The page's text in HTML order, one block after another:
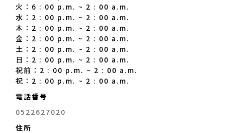
火：6 : 00 p.m. ~ 2 : 00 a.m.
水：2 : 00 p.m. ~ 2 : 00 a.m.
木：2 : 00 p.m. ~ 2 : 00 a.m.
金：2 : 00 p.m. ~ 2 : 00 a.m.
土：2 : 00 p.m. ~ 2 : 00 a.m.
日：2 : 00 p.m. ~ 2 : 00 a.m.
祝前：2 : 00 p.m. ~ 2 : 00 a.m.
祝：2 : 00 p.m. ~ 2 : 00 a.m.
電話番号
0522627020
住所